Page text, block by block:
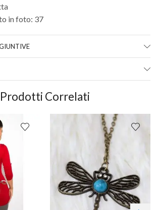
in foto: 37
Prodotti Correlati